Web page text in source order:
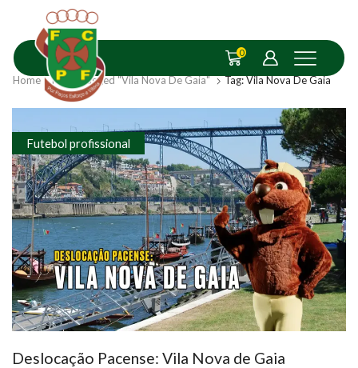
0
Home Posts Tagged "Vila Nova De Gaia" Tag: Vila Nova De Gaia
Futebol profissional
Deslocação Pacense: Vila Nova de Gaia